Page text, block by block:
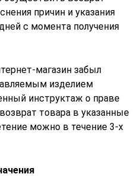
причин и указания
с момента получения
магазин забыл
изделием
инструктаж о праве
товара в указанные
можно в течение 3-х